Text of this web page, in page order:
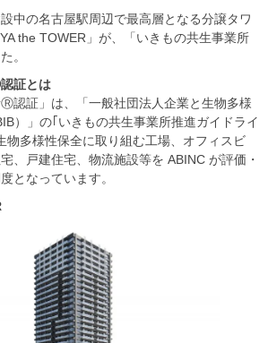
中の名古屋駅周辺で最高層となる分譲タワ
the TOWER」が、「いきもの共生事業所
。
証とは
Ⓡ認証」は、「一般社団法人企業と生物多様
）」の｢いきもの共生事業所推進ガイドライ
物多様性保全に取り組む工場、オフィスビ
、戸建住宅、物流施設等を ABINC が評価・
となっています。